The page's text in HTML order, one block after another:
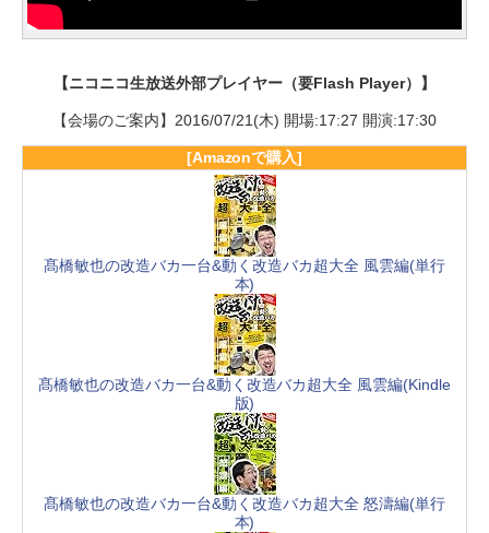
【ニコニコ生放送外部プレイヤー（要Flash Player）】
【会場のご案内】2016/07/21(木) 開場:17:27 開演:17:30
[Amazonで購入]
髙橋敏也の改造バカ一台&動く改造バカ超大全 風雲編(単行
本)
髙橋敏也の改造バカ一台&動く改造バカ超大全 風雲編(Kindle
版)
髙橋敏也の改造バカ一台&動く改造バカ超大全 怒濤編(単行
本)